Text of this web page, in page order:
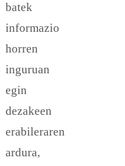
batek
informazio
horren
inguruan
egin
dezakeen
erabileraren
ardura,